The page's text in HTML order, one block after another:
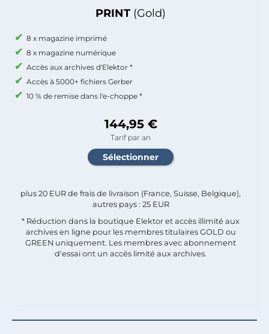
PRINT (Gold)
8 x magazine imprimé
8 x magazine numérique
Accès aux archives d'Elektor *
Accès à 5000+ fichiers Gerber
10 % de remise dans l'e-choppe *
144,95 €
Tarif par an
plus 20 EUR de frais de livraison (France, Suisse, Belgique),
autres pays : 25 EUR
* Réduction dans la boutique Elektor et accès illimité aux
archives en ligne pour les membres titulaires GOLD ou
GREEN uniquement. Les membres avec abonnement
d'essai ont un accès limité aux archives.